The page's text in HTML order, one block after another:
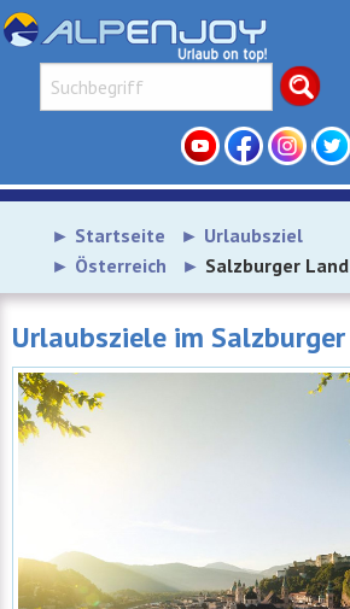
Startseite
Urlaubsziel
Österreich
Salzburger Land
Urlaubsziele im